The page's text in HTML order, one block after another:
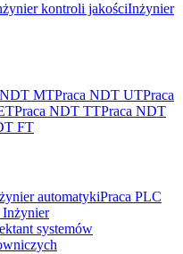
kontroli jakościInżynier
NDT MTPraca NDT UTPraca
Praca NDT TTPraca NDT
FT
automatykiPraca PLC
Inżynier
systemów